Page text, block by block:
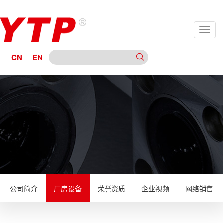
CN EN
公司简介 厂房设备 荣誉资质 企业视频 网络销售